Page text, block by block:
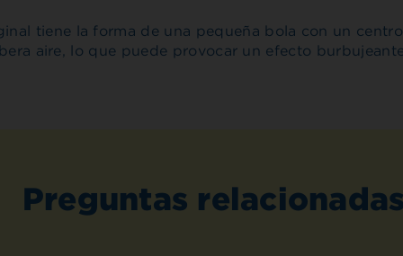
tiene la forma de una pequeña bola con un
aire, lo que puede provocar un efecto
Preguntas relacionadas